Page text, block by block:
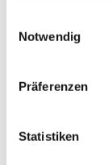
Erstellung von
Webseite für
Nutzung.
verarbeiteten
Akzeptieren“
Notwendig
Präferenzen
Statistiken
September
Juni
Mai
Februar